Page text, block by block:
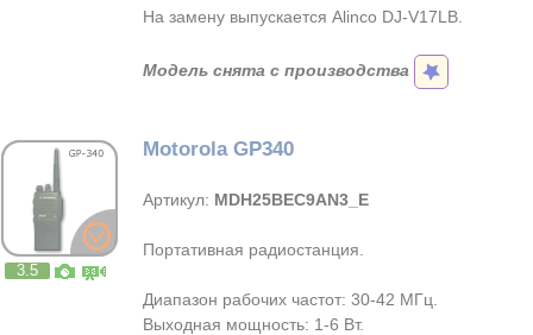
На замену выпускается Alinco DJ-V17LB.
Модель снята с производства
3.5
Motorola GP340
Артикул: MDH25BEC9AN3_E
Портативная радиостанция.
Диапазон рабочих частот: 30-42 МГц.
Выходная мощность: 1-6 Вт.